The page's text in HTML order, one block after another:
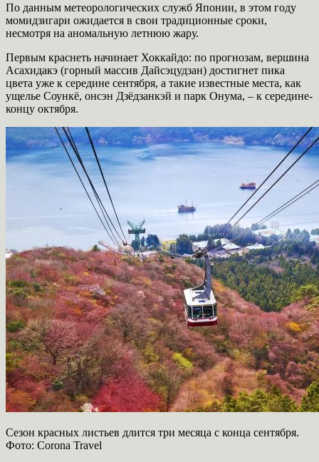
По данным метеорологических служб Японии, в этом году
момидзигари ожидается в свои традиционные сроки,
несмотря на аномальную летнюю жару.
Первым краснеть начинает Хоккайдо: по прогнозам, вершина
Асахидакэ (горный массив Дайсэцудзан) достигнет пика
цвета уже к середине сентября, а такие известные места, как
ущелье Соункё, онсэн Дзёдзанкэй и парк Онума, – к середине-
концу октября.
Сезон красных листьев длится три месяца с конца сентября.
Фото: Corona Travel